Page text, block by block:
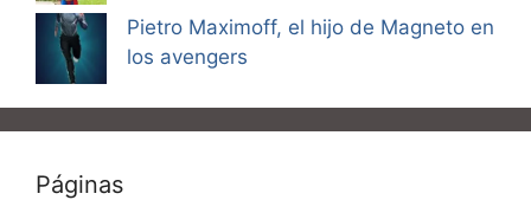
Pietro Maximoff, el hijo de Magneto en
los avengers
Páginas